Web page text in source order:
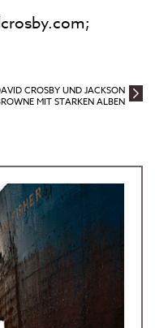
CROSBY UND JACKSON
MIT STARKEN ALBEN